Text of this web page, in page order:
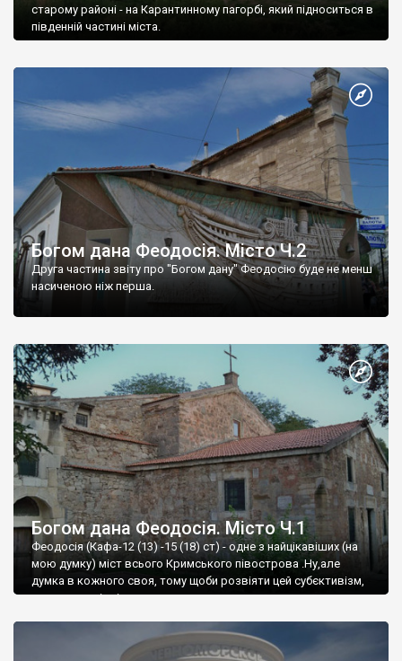
старому районі - на Карантинному пагорбі, який підноситься в
південній частині міста.
Богом дана Феодосія. Місто Ч.2
Друга частина звіту про "Богом дану" Феодосію буде не менш
насиченою ніж перша.
Богом дана Феодосія. Місто Ч.1
Феодосія (Кафа-12 (13) -15 (18) ст) - одне з найцікавіших (на
мою думку) міст всього Кримського півострова .Ну,але
думка в кожного своя, тому щоби розвіяти цей субєктивізм,
запрошую відвідати це